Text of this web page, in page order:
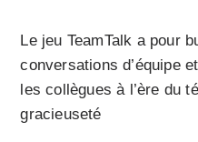
Le jeu TeamTalk a pour
conversations d’équipe
les collègues à l’ère du
gracieuseté